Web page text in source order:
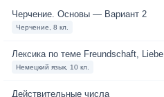
Черчение. Основы — Вариант 2
Черчение, 8 кл.
Лексика по теме Freundschaft, Liebe
Немецкий язык, 10 кл.
Действительные числа